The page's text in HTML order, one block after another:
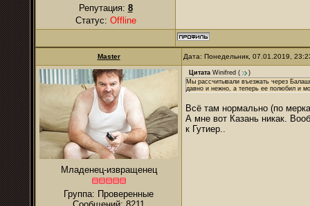
Репутация: 8
Статус: Offline
Master Дата: Понедельник, 07.01.2019,
Младенец-извращенец
Группа: Проверенные
Цитата Winifred (
)
Мы рассчитывали въезжать через
давно и нежно, а теперь ее полюбил и
Всё там нормально (по
А мне вот Казань никак.
к Гутиер..